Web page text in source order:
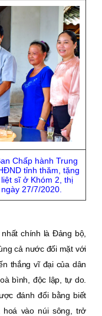
Chấp hành Trung
tỉnh thăm, tặng
sĩ ở Khóm 2, thị
27/7/2020.
chính là Đảng bộ,
cả nước đối mặt với
thắng vĩ đại của dân
bình, độc lập, tự do.
đánh đổi bằng biết
vào núi sông, trở